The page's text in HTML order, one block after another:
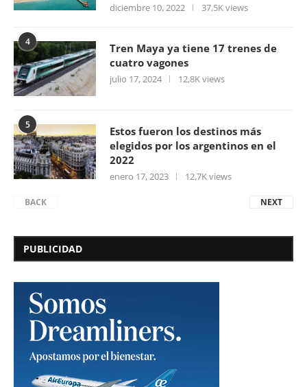
diciembre 10, 2022 37,5K views
4
Tren Maya ya tiene 17 trenes de
cuatro vagones
julio 17, 2024 12,8K views
5
Estos fueron los destinos más
elegidos por los argentinos en el
2022
enero 17, 2023 12,7K views
BACK NEXT
PUBLICIDAD